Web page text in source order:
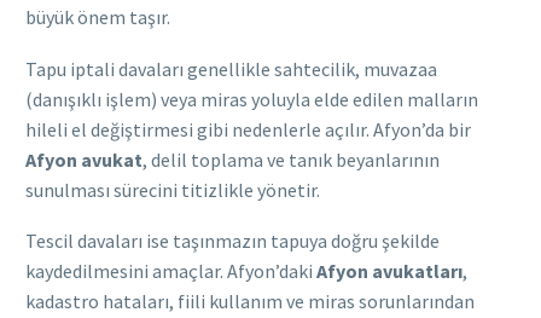
büyük önem taşır.
Tapu iptali davaları genellikle sahtecilik, muvazaa
(danışıklı işlem) veya miras yoluyla elde edilen malların
hileli el değiştirmesi gibi nedenlerle açılır. Afyon’da bir
Afyon avukat, delil toplama ve tanık beyanlarının
sunulması sürecini titizlikle yönetir.
Tescil davaları ise taşınmazın tapuya doğru şekilde
kaydedilmesini amaçlar. Afyon’daki Afyon avukatları,
kadastro hataları, fiili kullanım ve miras sorunlarından